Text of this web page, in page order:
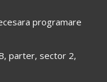
programare
parter, sector 2,